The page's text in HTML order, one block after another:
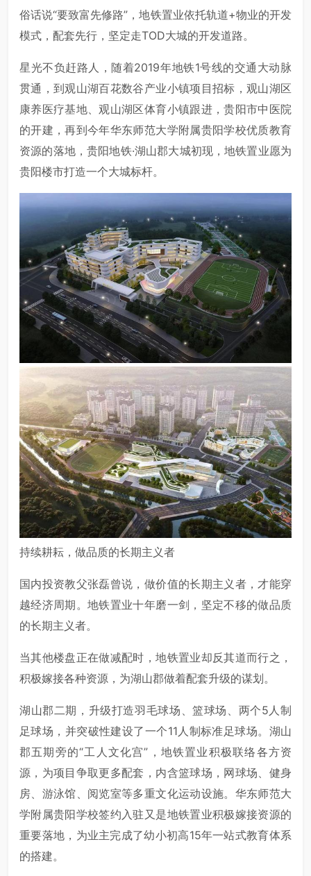
俗话说“要致富先修路”，地铁置业依托轨道+物业的开发
模式，配套先行，坚定走TOD大城的开发道路。
星光不负赶路人，随着2019年地铁1号线的交通大动脉
贯通，到观山湖百花数谷产业小镇项目招标，观山湖区
康养医疗基地、观山湖区体育小镇跟进，贵阳市中医院
的开建，再到今年华东师范大学附属贵阳学校优质教育
资源的落地，贵阳地铁·湖山郡大城初现，地铁置业愿为
贵阳楼市打造一个大城标杆。
持续耕耘，做品质的长期主义者
国内投资教父张磊曾说，做价值的长期主义者，才能穿
越经济周期。地铁置业十年磨一剑，坚定不移的做品质
的长期主义者。
当其他楼盘正在做减配时，地铁置业却反其道而行之，
积极嫁接各种资源，为湖山郡做着配套升级的谋划。
湖山郡二期，升级打造羽毛球场、篮球场、两个5人制
足球场，并突破性建设了一个11人制标准足球场。湖山
郡五期旁的“工人文化宫”，地铁置业积极联络各方资
源，为项目争取更多配套，内含篮球场，网球场、健身
房、游泳馆、阅览室等多重文化运动设施。华东师范大
学附属贵阳学校签约入驻又是地铁置业积极嫁接资源的
重要落地，为业主完成了幼小初高15年一站式教育体系
的搭建。